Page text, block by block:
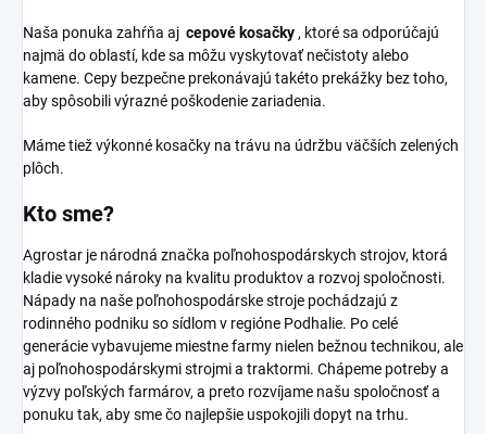
Naša ponuka zahŕňa aj cepové kosačky, ktoré sa odporúčajú
najmä do oblastí, kde sa môžu vyskytovať nečistoty alebo
kamene. Cepy bezpečne prekonávajú takéto prekážky bez toho,
aby spôsobili výrazné poškodenie zariadenia.
Máme tiež výkonné kosačky na trávu na údržbu väčších zelených
plôch.
Kto sme?
Agrostar je národná značka poľnohospodárskych strojov, ktorá
kladie vysoké nároky na kvalitu produktov a rozvoj spoločnosti.
Nápady na naše poľnohospodárske stroje pochádzajú z
rodinného podniku so sídlom v regióne Podhalie. Po celé
generácie vybavujeme miestne farmy nielen bežnou technikou, ale
aj poľnohospodárskymi strojmi a traktormi. Chápeme potreby a
výzvy poľských farmárov, a preto rozvíjame našu spoločnosť a
ponuku tak, aby sme čo najlepšie uspokojili dopyt na trhu.